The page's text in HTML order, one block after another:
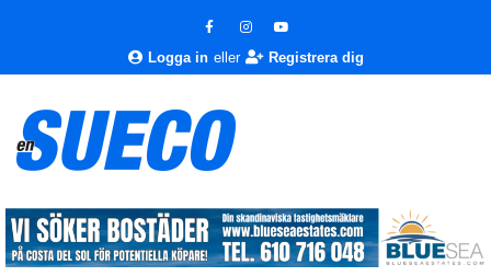
Logga in eller Registrera dig